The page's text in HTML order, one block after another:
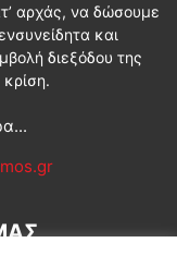
αρχάς, να δώσουμε
και
διεξόδου της